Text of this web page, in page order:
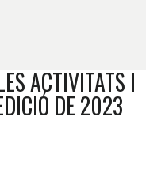
ACTIVITATS I
DE 2023